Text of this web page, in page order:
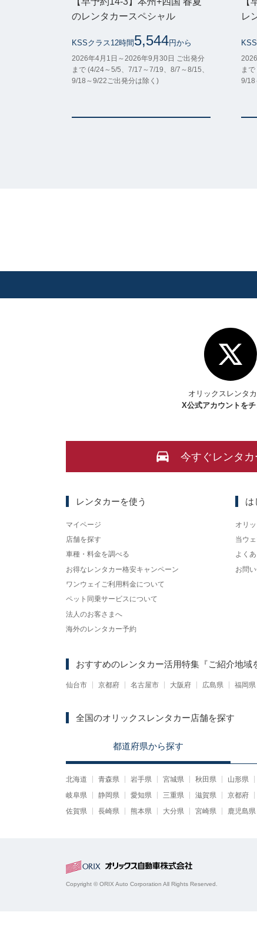
のレンタカースペシャル
KSSクラス12時間 5,544円から
2026年4月1日～2026年9月30日 ご出発分
まで (4/24～5/5、7/17～7/19、8/7～8/15、
9/18～9/22ご出発分は除く)
レ
ま
9/18
オリックスレンタ
X公式アカウントを
今すぐレンタ
レンタカーを使う
マイページ
店舗を探す
車種・料金を調べる
お得なレンタカー格安キャンペーン
ワンウェイご利用料金について
ペット同乗サービスについて
法人のお客さまへ
海外のレンタカー予約
は
オリ
当ウ
よく
お問
おすすめのレンタカー活用特集 『ご紹介地域
仙台市 京都府 名古屋市 大阪府 広島県 福岡県
全国のオリックスレンタカー店舗を探す
都道府県から探す
北海道 青森県 岩手県 宮城県 秋田県 山形県
岐阜県
静岡県 愛知県 三重県 滋賀県 京都府
佐賀県
長崎県 熊本県 大分県 宮崎県 鹿児島県
Copyright © ORIX Auto Corporation All Rights Reserved.